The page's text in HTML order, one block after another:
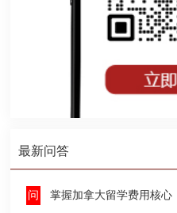
最新问答
掌握加拿大留学费用核心